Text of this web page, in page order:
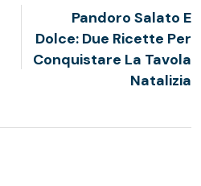
Pandoro Salato E
Dolce: Due Ricette Per
Conquistare La Tavola
Natalizia